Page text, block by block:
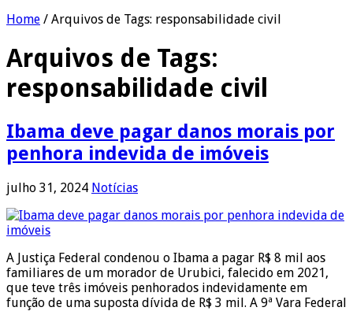
Home / Arquivos de Tags: responsabilidade civil
Arquivos de Tags:
responsabilidade civil
Ibama deve pagar danos morais por
penhora indevida de imóveis
julho 31, 2024 Notícias
A Justiça Federal condenou o Ibama a pagar R$ 8 mil aos
familiares de um morador de Urubici, falecido em 2021,
que teve três imóveis penhorados indevidamente em
função de uma suposta dívida de R$ 3 mil. A 9ª Vara Federal